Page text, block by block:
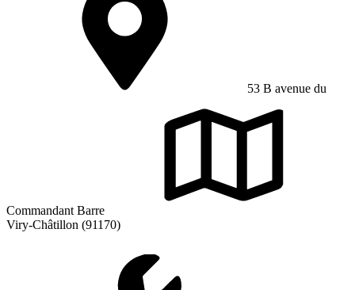
53 B avenue du
Commandant Barre
Viry-Châtillon (91170)